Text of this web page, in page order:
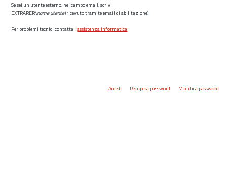
Se sei un utente esterno, nel campo email, scrivi
EXTRARER\nome utente(ricevuto tramite email di abilitazione)
Per problemi tecnici contatta l’assistenza informatica.
Accedi Recupera password Modifica password